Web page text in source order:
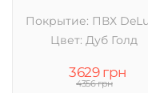
Покрытие: ПВХ
Цвет: Дуб Голд
3629 грн
4356 грн